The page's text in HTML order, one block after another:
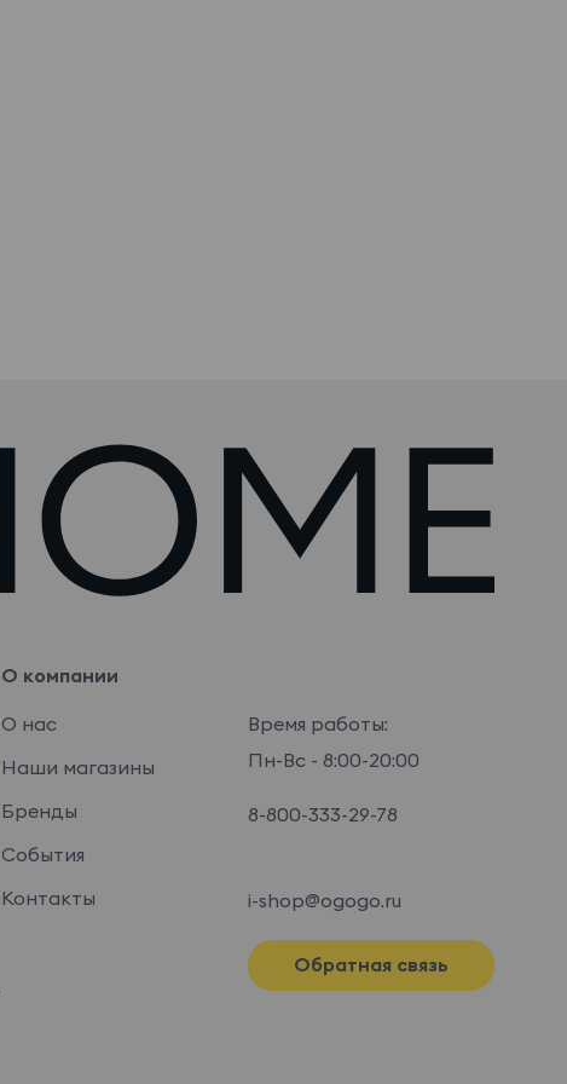
О компании
О нас
Наши магазины
Бренды
События
Контакты
Время работы:
Пн-Вс - 8:00-20:00
8-800-333-29-78
i-shop@ogogo.ru
Обратная связь